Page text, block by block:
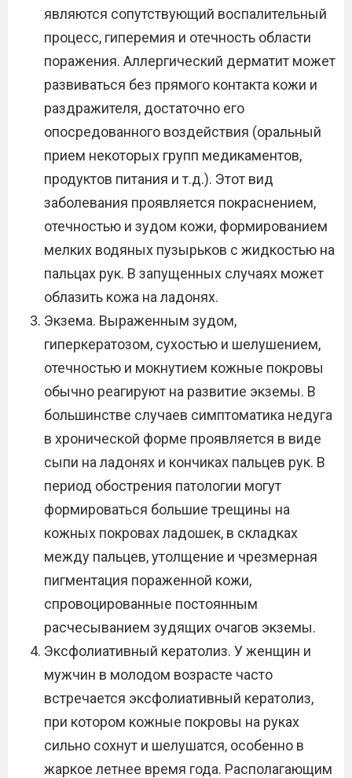
являются сопутствующий воспалительный
процесс, гиперемия и отечность области
поражения. Аллергический дерматит может
развиваться без прямого контакта кожи и
раздражителя, достаточно его
опосредованного воздействия (оральный
прием некоторых групп медикаментов,
продуктов питания и т.д.). Этот вид
заболевания проявляется покраснением,
отечностью и зудом кожи, формированием
мелких водяных пузырьков с жидкостью на
пальцах рук. В запущенных случаях может
облазить кожа на ладонях.
Экзема. Выраженным зудом,
гиперкератозом, сухостью и шелушением,
отечностью и мокнутием кожные покровы
обычно реагируют на развитие экземы. В
большинстве случаев симптоматика недуга
в хронической форме проявляется в виде
сыпи на ладонях и кончиках пальцев рук. В
период обострения патологии могут
формироваться большие трещины на
кожных покровах ладошек, в складках
между пальцев, утолщение и чрезмерная
пигментация пораженной кожи,
спровоцированные постоянным
расчесыванием зудящих очагов экземы.
Эксфолиативный кератолиз. У женщин и
мужчин в молодом возрасте часто
встречается эксфолиативный кератолиз,
при котором кожные покровы на руках
сильно сохнут и шелушатся, особенно в
жаркое летнее время года. Располагающим